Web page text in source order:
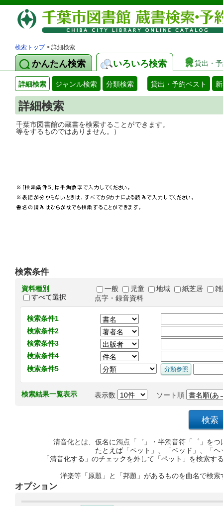
検索トップ> 詳細検索
かんたん検索 いろいろ検索 貸出・
詳細検索 ジャンル検索 分類検索 貸出・予約ベスト
詳細検索
千葉市図書館の蔵書を検索することがで
等をするものではありません。）
検索条件
資料種別
すべて選択
一般 児童 地域 紙芝居
点字・録音資料
検索条件1
検索条件2
検索条件3
検索条件4
検索条件5
検索結果一覧表示 表示数 ソート順
清音化とは、仮名に濁点「゛」・半濁音符「゜」を
たとえば「ペット」、「ベッド」、「
「清音化する」のチェックを外して「ペット」を検索
洋楽等「原題」と「邦題」があるものを曲名で検
オプション